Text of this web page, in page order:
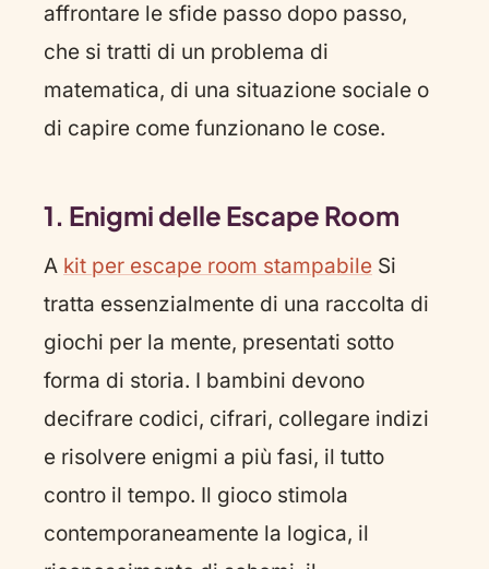
affrontare le sfide passo dopo passo,
che si tratti di un problema di
matematica, di una situazione sociale o
di capire come funzionano le cose.
1. Enigmi delle Escape Room
A kit per escape room stampabile Si
tratta essenzialmente di una raccolta di
giochi per la mente, presentati sotto
forma di storia. I bambini devono
decifrare codici, cifrari, collegare indizi
e risolvere enigmi a più fasi, il tutto
contro il tempo. Il gioco stimola
contemporaneamente la logica, il